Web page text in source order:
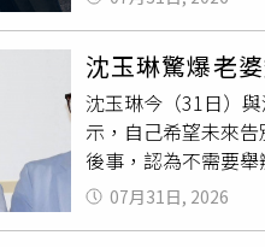
定會先找我，但之
芸也忍不住驚呼：
要不要帶個樂器去
得太苦，媽媽的話總
然在片中不是一對
角，郭子豪透露這
的時間跟導演和在
時光」，郭子豪透
群平台瘋傳。回想
堤，「我完全被情
行產檢，變成一段
憶，也是自己人生
亞表示，很高興這
多人在忙碌的生活
這真的太美了」、
「科技真的太神奇
際彈奏的手感，鼓
現真實打鬥感，特
出，導演喊卡後也
別找來新生代演員
釋從甜蜜、難關、
靠眼神傳遞複雜情
沈玉琳驚爆老
沈玉琳今（31日）
示，自己希望未來
後事，認為不需要
若迪、馬力歐、短
要簽署放棄急救同
07月31日, 2026